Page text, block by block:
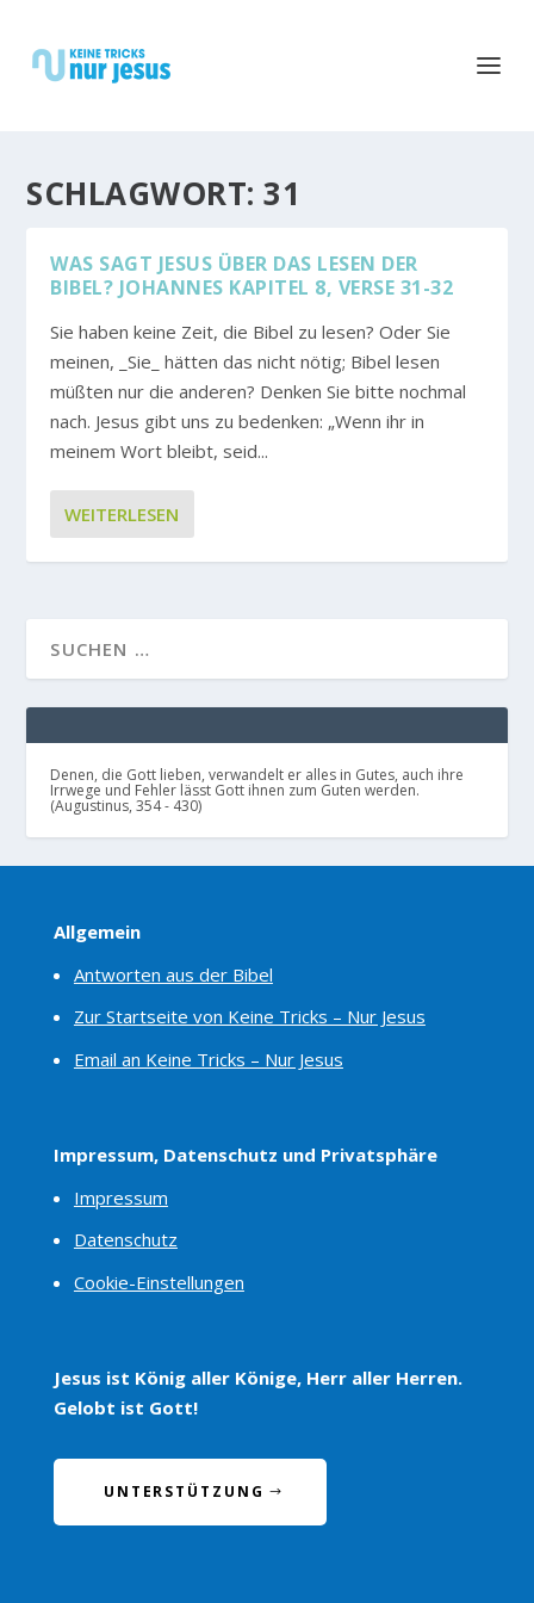
SCHLAGWORT:31
WAS SAGT JESUS ÜBER DAS LESEN DER
BIBEL? JOHANNES KAPITEL 8, VERSE 31-32
Sie haben keine Zeit, die Bibel zu lesen? Oder Sie
meinen, _Sie_ hätten das nicht nötig; Bibel lesen
müßten nur die anderen? Denken Sie bitte nochmal
nach. Jesus gibt uns zu bedenken: „Wenn ihr in
meinem Wort bleibt, seid...
WEITERLESEN
Denen, die Gott lieben, verwandelt er alles in Gutes, auch ihre
Irrwege und Fehler lässt Gott ihnen zum Guten werden.
(Augustinus, 354 - 430)
Allgemein
Antworten aus der Bibel
Zur Startseite von Keine Tricks – Nur Jesus
Email an Keine Tricks – Nur Jesus
Impressum, Datenschutz und Privatsphäre
Impressum
Datenschutz
Cookie-Einstellungen
Jesus ist König aller Könige, Herr aller Herren.
Gelobt ist Gott!
UNTERSTÜTZUNG